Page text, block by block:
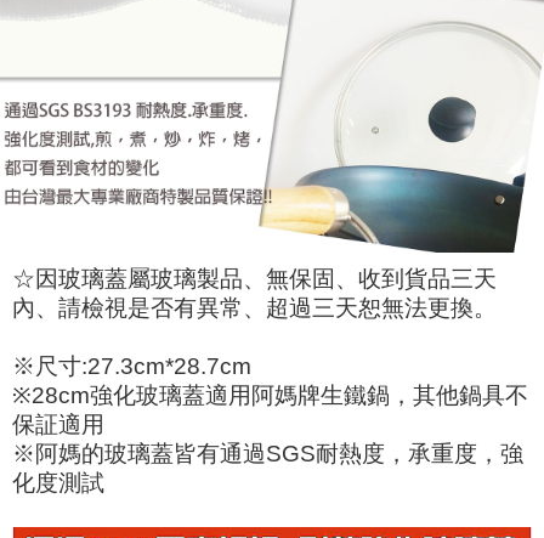
☆因玻璃蓋屬玻璃製品、無保固、收到貨品三天
內、請檢視是否有異常、超過三天恕無法更換。
※尺寸:27.3cm*28.7cm
※28cm強化玻璃蓋適用阿媽牌生鐵鍋，其他鍋具不
保証適用
※阿媽的玻璃蓋皆有通過SGS耐熱度，承重度，強
化度測試